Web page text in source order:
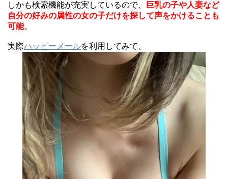
しかも検索機能が充実しているので、
巨乳の子や人妻など
自分の好みの属性の女の子だけを探して声をかけることも
可能。
実際ハッピーメールを利用してみて、